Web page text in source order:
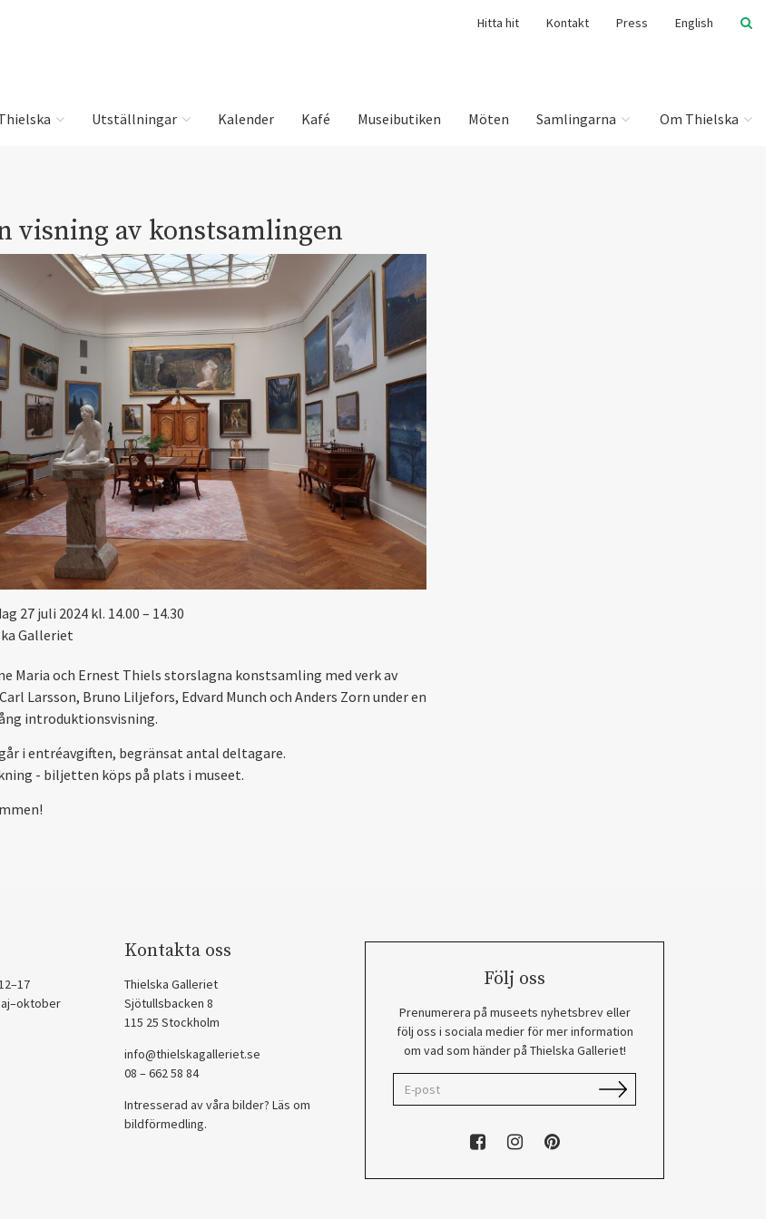
Hitta hit Kontakt Press English
Utställningar Kalender Kafé Museibutiken Möten Samlingarna Om Thielska
visning av konstsamlingen
27 juli 2024 kl. 14.00 – 14.30
Galleriet
Maria och Ernest Thiels storslagna konstsamling med verk av
Larsson, Bruno Liljefors, Edvard Munch och Anders Zorn under en
introduktionsvisning.
i entréavgiften, begränsat antal deltagare.
- biljetten köps på plats i museet.
Kontakta oss
Thielska Galleriet
Sjötullsbacken 8
115 25 Stockholm
info@thielskagalleriet.se
08 – 662 58 84
Intresserad av våra bilder? Läs om
bildförmedling.
Följ oss
Prenumerera på museets nyhetsbrev eller
följ oss i sociala medier för mer information
om vad som händer på Thielska Galleriet!